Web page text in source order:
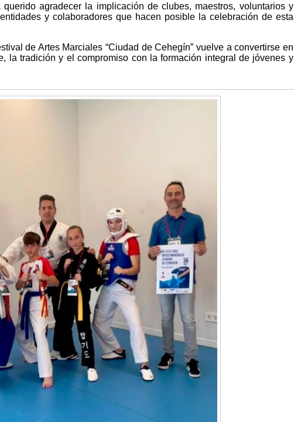
agradecer la implicación de clubes, maestros, voluntarios y
y colaboradores que hacen posible la celebración de esta
de Artes Marciales “Ciudad de Cehegín” vuelve a convertirse en
la tradición y el compromiso con la formación integral de jóvenes y